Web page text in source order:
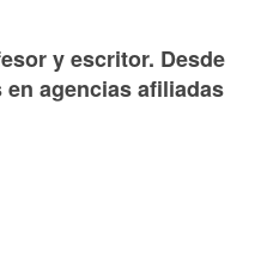
y escritor. Desde
agencias afiliadas